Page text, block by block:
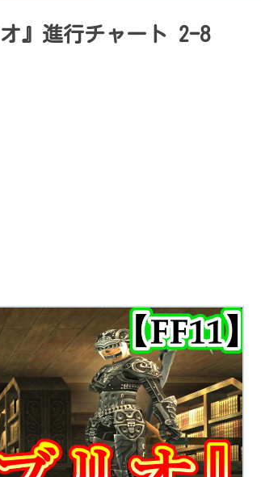
』進行チャート 2ｰ8